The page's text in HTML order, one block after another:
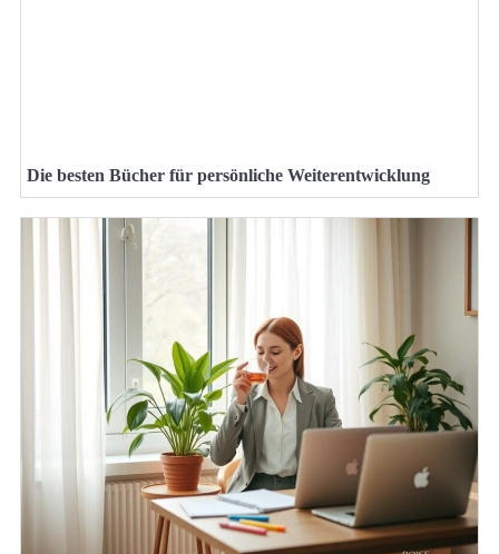
Die besten Bücher für persönliche Weiterentwicklung